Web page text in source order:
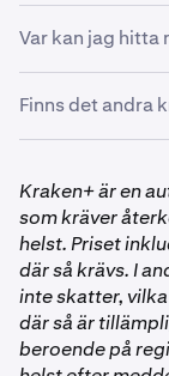
Det tillkommer
handel.
Var kan jag hitta
Besökhttps://
mer om Kraken
airdrops.
Finns det andra
delta i
konto för att
bli verifierad
•
Din
gott skick,
och är
Kraken+ är en
som kräver
helst. Priset
där så krävs. I
inte skatter,
där så är
beroende på